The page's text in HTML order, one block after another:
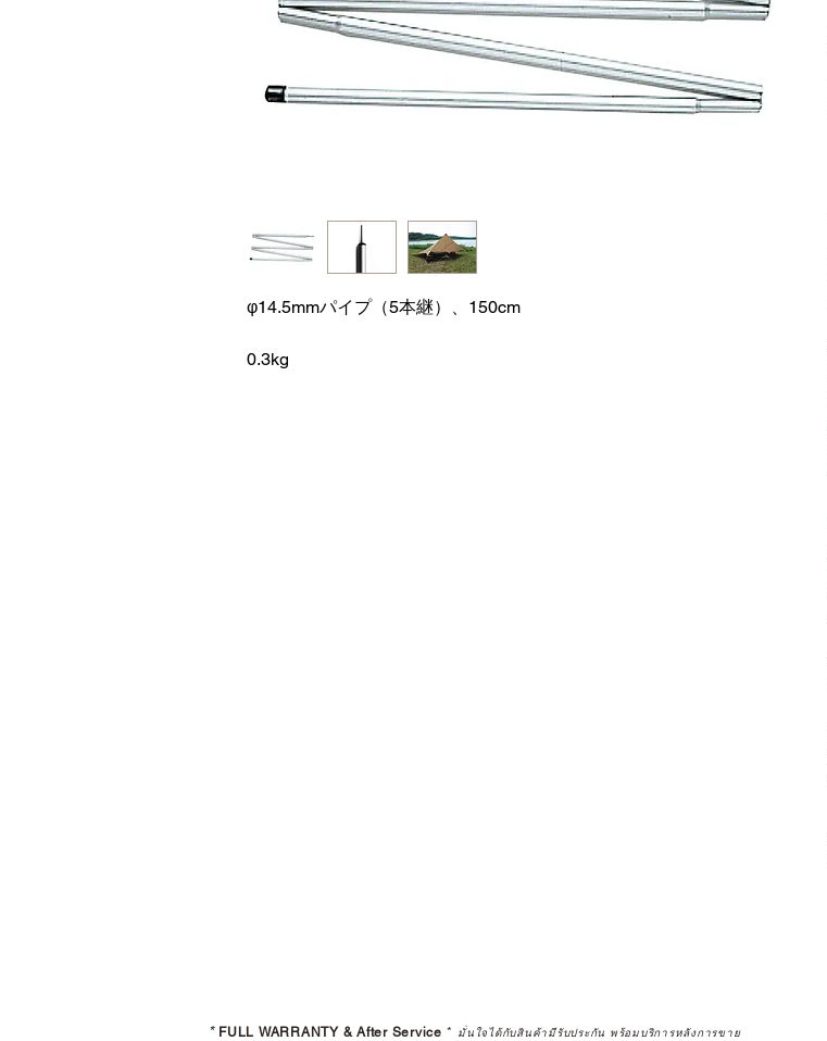
φ14.5mmパイプ（5本継）、150cm
0.3kg
* FULL WARRANTY & After Service * มั่นใจได้กับสินค้ามีรับประกัน พร้อมบริการหลังการขาย